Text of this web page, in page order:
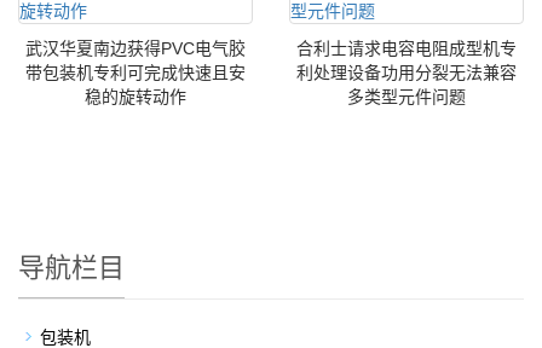
武汉华夏南边获得PVC电气胶
带包装机专利可完成快速且安
稳的旋转动作
合利士请求电容电阻成型机专
利处理设备功用分裂无法兼容
多类型元件问题
导航栏目
包装机